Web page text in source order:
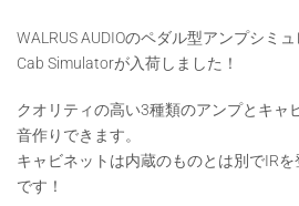
WALRUS AUDIOのペダル型アンプシミ
Cab Simulatorが入荷しました！
クオリティの高い3種類のアンプとキャ
音作りできます。
キャビネットは内蔵のものとは別でIR
です！